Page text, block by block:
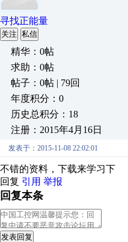
寻找正能量
关注 私信
精华：0帖
求助：0帖
帖子：0帖 | 79回
年度积分：0
历史总积分：18
注册：2015年4月16日
发表于：2015-11-08 22:02:01
不错的资料，下载来学习下
回复 引用 举报
回复本条
发表回复